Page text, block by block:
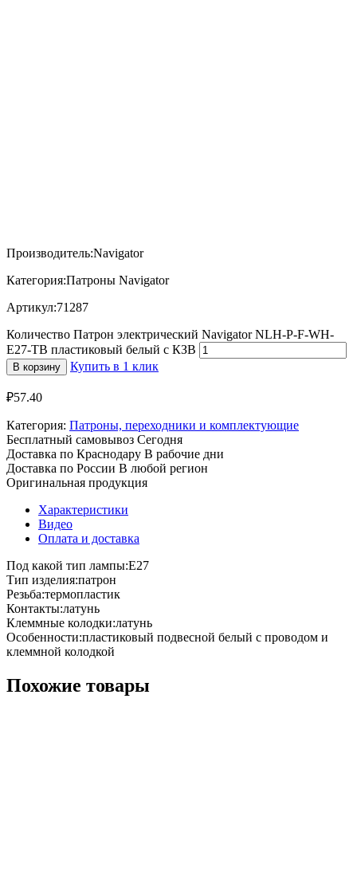
Производитель:Navigator
Категория:Патроны Navigator
Артикул:71287
Количество Патрон электрический Navigator NLH-P-F-WH-
E27-TB пластиковый белый с КЗВ
В корзину Купить в 1 клик
₽57.40
Категория: Патроны, переходники и комплектующие
Бесплатный самовывоз Сегодня
Доставка по Краснодару В рабочие дни
Доставка по России В любой регион
Оригинальная продукция
Характеристики
Видео
Оплата и доставка
Под какой тип лампы:E27
Тип изделия:патрон
Резьба:термопластик
Контакты:латунь
Клеммные колодки:латунь
Особенности:пластиковый подвесной белый с проводом и
клеммной колодкой
Похожие товары